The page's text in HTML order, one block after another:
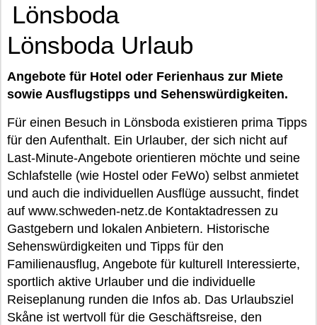
Lönsboda
Lönsboda Urlaub
Angebote für Hotel oder Ferienhaus zur Miete
sowie Ausflugstipps und Sehenswürdigkeiten.
Für einen Besuch in Lönsboda existieren prima Tipps
für den Aufenthalt. Ein Urlauber, der sich nicht auf
Last-Minute-Angebote orientieren möchte und seine
Schlafstelle (wie Hostel oder FeWo) selbst anmietet
und auch die individuellen Ausflüge aussucht, findet
auf www.schweden-netz.de Kontaktadressen zu
Gastgebern und lokalen Anbietern. Historische
Sehenswürdigkeiten und Tipps für den
Familienausflug, Angebote für kulturell Interessierte,
sportlich aktive Urlauber und die individuelle
Reiseplanung runden die Infos ab. Das Urlaubsziel
Skåne ist wertvoll für die Geschäftsreise, den